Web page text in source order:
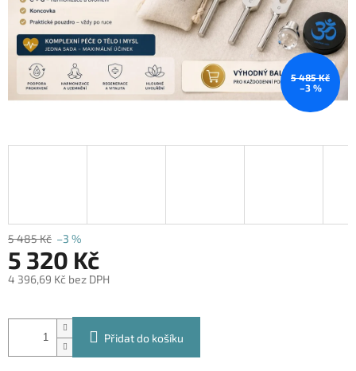
5 485 Kč
–3 %
5 485 Kč –3 %
5 320 Kč
4 396,69 Kč bez DPH
cena:
Přidat do košíku